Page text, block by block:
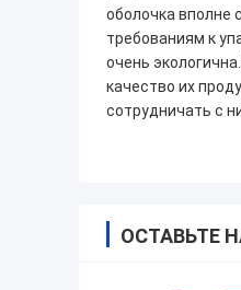
оболочка вполне
требованиям к
очень
качество их
сотрудничать с
ОСТАВЬТЕ